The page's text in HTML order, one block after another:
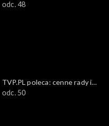
ciekawostki
odc. 48
TVP.PL poleca: cenne rady i
ciekawostki
odc. 50